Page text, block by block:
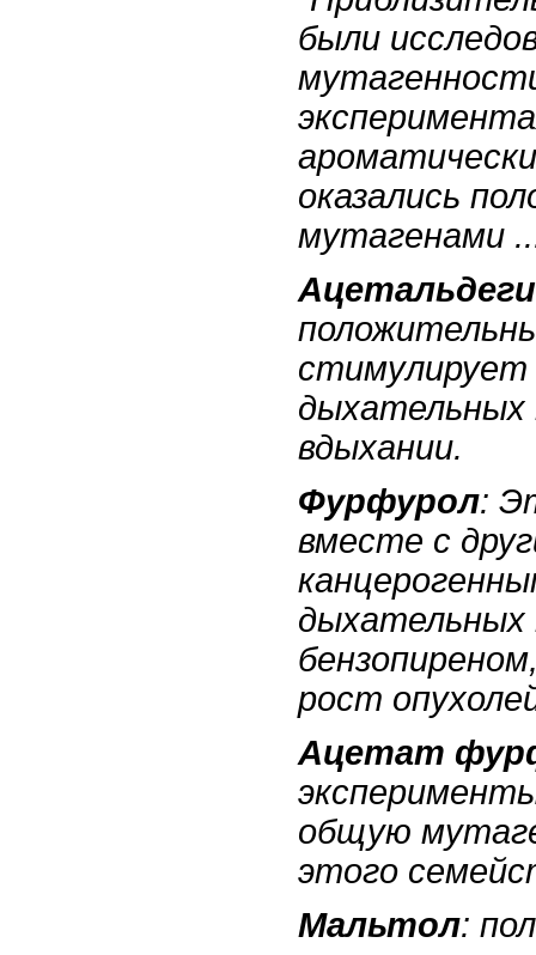
были
оказались
мутагенами
стимулирует
дыхательных
вдыхании.
Фурфурол:
вместе с
дыхательных
рост
Ацетат
общую
этого
Мальтол: